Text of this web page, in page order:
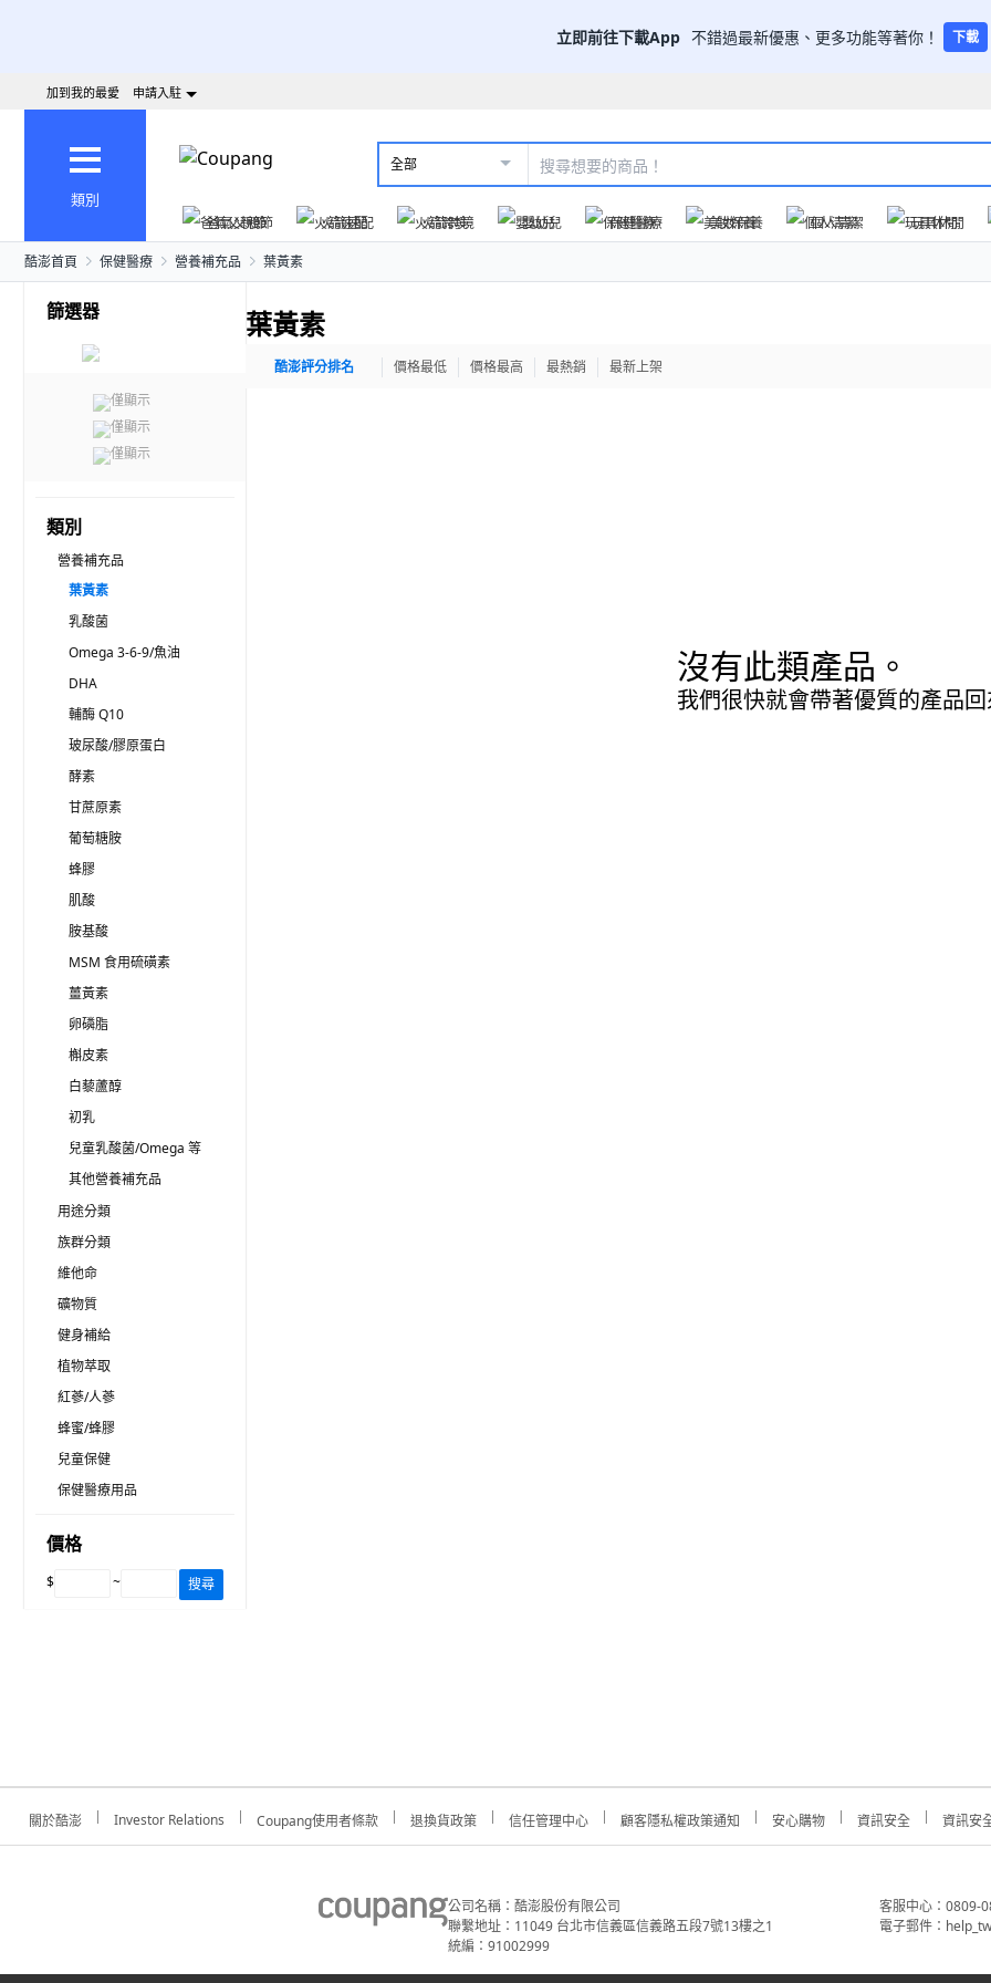
立即前往下載App 不錯過最新優惠、更多功能等著你！ 下載
加到我的最愛 申請入駐
類別
全部
爸氣父親節 火箭速配 火箭跨境 嬰幼兒 保健醫療 美妝保養 個人清潔 玩具休閒
酷澎首頁 保健醫療 營養補充品 葉黃素
篩選器
僅顯示
僅顯示
僅顯示
類別
營養補充品
葉黃素
乳酸菌
Omega 3-6-9/魚油
DHA
輔酶 Q10
玻尿酸/膠原蛋白
酵素
甘蔗原素
葡萄糖胺
蜂膠
肌酸
胺基酸
MSM 食用硫磺素
薑黃素
卵磷脂
槲皮素
白藜蘆醇
初乳
兒童乳酸菌/Omega 等
其他營養補充品
用途分類
族群分類
維他命
礦物質
健身補給
植物萃取
紅蔘/人蔘
蜂蜜/蜂膠
兒童保健
保健醫療用品
價格
$ ~ 搜尋
葉黃素
酷澎評分排名 價格最低 價格最高 最熱銷 最新上架
沒有此類產品。
我們很快就會帶著優質的產品
關於酷澎 Investor Relations Coupang使用者條款 退換貨政策 信任管理中心 顧客隱私權政策通知 安心購物 資訊安全 資訊安
公司名稱：酷澎股份有限公司
聯繫地址：11049 台北市信義區信義路五段7號13樓之1
統編：91002999
客服中心：0809-
電子郵件：